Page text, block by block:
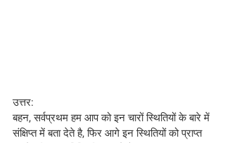
उत्तर:
बहन, सर्वप्रथम हम आप को इन चारों स्थितियों के बारे में
संक्षिप्त में बता देते है, फिर आगे इन स्थितियों को प्राप्त